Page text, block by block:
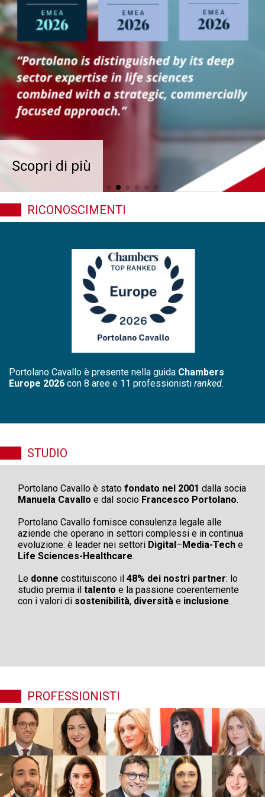
Scopri di più
RICONOSCIMENTI
Portolano Cavallo è presente nella guida Chambers
Europe 2026 con 8 aree e 11 professionisti ranked.
STUDIO
Portolano Cavallo è stato fondato nel 2001 dalla socia
Manuela Cavallo e dal socio Francesco Portolano.
Portolano Cavallo fornisce consulenza legale alle
aziende che operano in settori complessi e in continua
evoluzione: è leader nei settori Digital–Media-Tech e
Life Sciences-Healthcare.
Le donne costituiscono il 48% dei nostri partner: lo
studio premia il talento e la passione coerentemente
con i valori di sostenibilità, diversità e inclusione.
PROFESSIONISTI